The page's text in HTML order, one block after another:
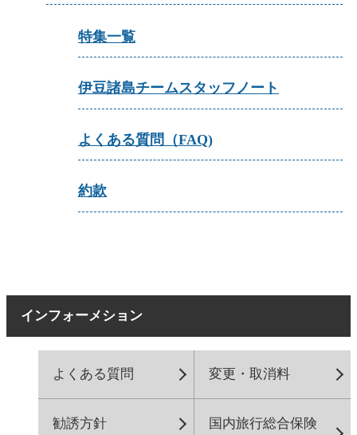
特集一覧
伊豆諸島チームスタッフノート
よくある質問（FAQ)
約款
インフォーメション
よくある質問 変更・取消料
勧誘方針
国内旅行総合保険